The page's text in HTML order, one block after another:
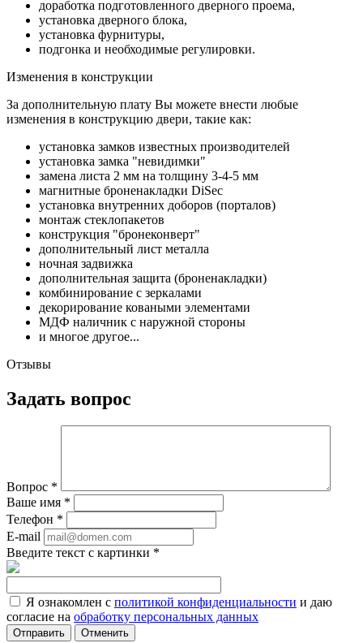
доработка подготовленного дверного проема,
установка дверного блока,
установка фурнитуры,
подгонка и необходимые регулировки.
Изменения в конструкции
За дополнительную плату Вы можете внести любые
изменения в конструкцию двери, такие как:
установка замков известных производителей
установка замка "невидимки"
замена листа 2 мм на толщину 3-4-5 мм
магнитные броненакладки DiSec
установка внутренних доборов (порталов)
монтаж стеклопакетов
конструкция "бронеконверт"
дополнительный лист металла
ночная задвижка
дополнительная защита (броненакладки)
комбинирование с зеркалами
декорирование коваными элементами
МДФ наличник с наружной стороны
и многое другое...
Отзывы
Задать вопрос
Вопрос *
Ваше имя *
Телефон *
E-mail
Введите текст с картинки *
Я ознакомлен с политикой конфиденциальности и даю
согласие на обработку персональных данных
Отменить